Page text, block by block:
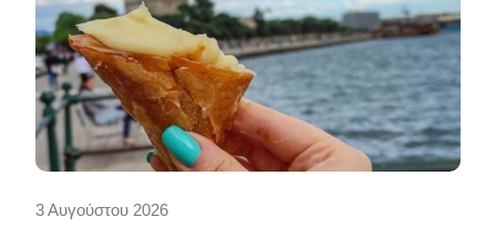
3 Αυγούστου 2026